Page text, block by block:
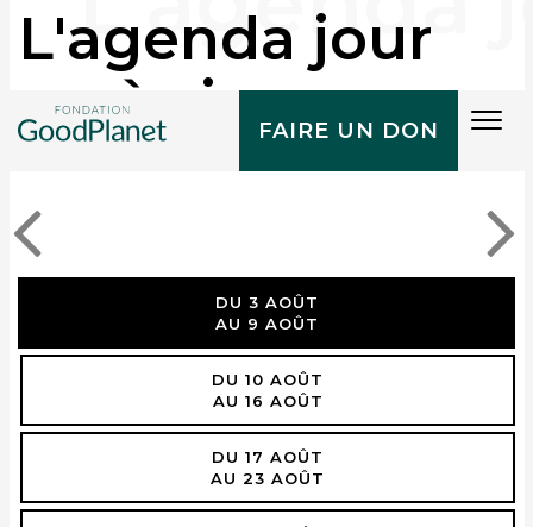
FAIRE UN DON
L'agenda jour
après jour
DU 3 AOÛT
AU 9 AOÛT
DU 10 AOÛT
AU 16 AOÛT
DU 17 AOÛT
AU 23 AOÛT